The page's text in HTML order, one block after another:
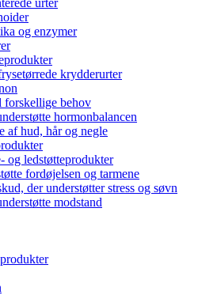
urter
og enzymer
krydderurter
behov
hormonbalancen
af hud, hår og negle
og ledstøtteprodukter
fordøjelsen og tarmene
der understøtter stress og søvn
modstand